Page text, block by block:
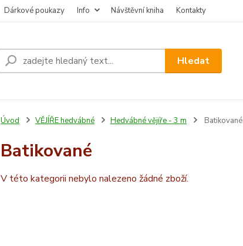
Dárkové poukazy Info Návštěvní kniha Kontakty
Hledat
Úvod VĚJÍŘE hedvábné Hedvábné vějíře - 3 m Batikované
Batikované
V této kategorii nebylo nalezeno žádné zboží.